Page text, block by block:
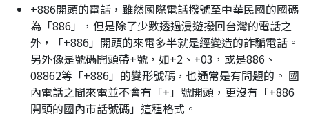
+886開頭的電話，雖然國際電話撥號至中華民國的國碼
為「886」，但是除了少數透過漫遊撥回台灣的電話之
外，「+886」開頭的來電多半就是經變造的詐騙電話。
另外像是號碼開頭帶+號，如+2、+03，或是886、
08862等「+886」的變形號碼，也通常是有問題的。 國
內電話之間來電並不會有「+」號開頭，更沒有「+886
開頭的國內市話號碼」這種格式。